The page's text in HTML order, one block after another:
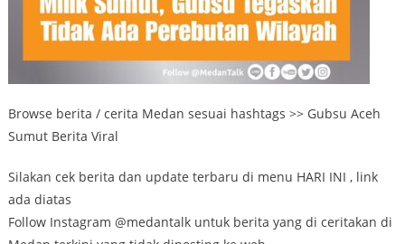
Browse berita / cerita Medan sesuai hashtags >> Gubsu Aceh
Sumut Berita Viral
Silakan cek berita dan update terbaru di menu HARI INI , link
ada diatas
Follow Instagram @medantalk untuk berita yang di ceritakan di